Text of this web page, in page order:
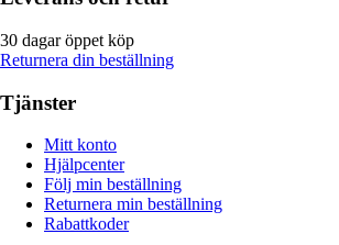
30 dagar öppet köp
Returnera din beställning
Tjänster
Mitt konto
Hjälpcenter
Följ min beställning
Returnera min beställning
Rabattkoder